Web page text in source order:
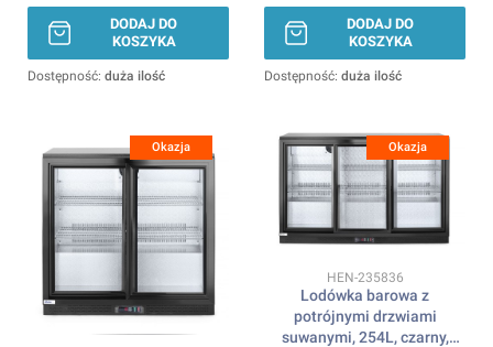
DODAJ DO
KOSZYKA
Dostępność: duża ilość
DODAJ DO
KOSZYKA
Dostępność: duża ilość
Okazja Okazja
Kod produktu
HEN-235836
Lodówka barowa z
potrójnymi drzwiami
suwanymi, 254L, czarny,